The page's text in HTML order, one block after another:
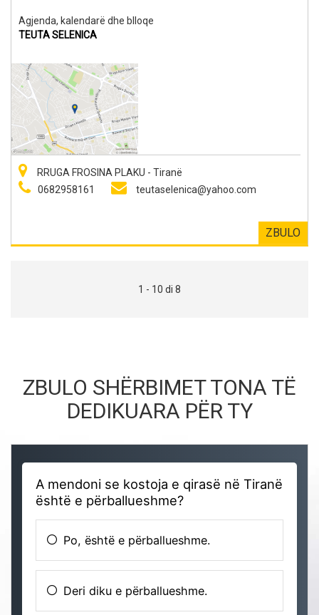
Agjenda, kalendarë dhe blloqe
TEUTA SELENICA
RRUGA FROSINA PLAKU - Tiranë
0682958161
teutaselenica@yahoo.com
ZBULO
1 - 10 di 8
ZBULO SHËRBIMET TONA TË
DEDIKUARA PËR TY